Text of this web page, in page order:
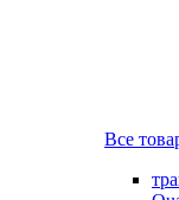
Все